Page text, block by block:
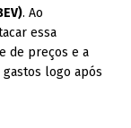
. Ao
essa
de preços e a
logo após